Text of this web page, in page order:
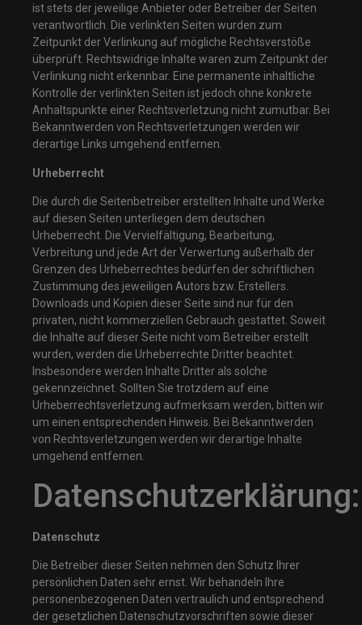
ist stets der jeweilige Anbieter oder Betreiber der Seiten
verantwortlich. Die verlinkten Seiten wurden zum
Zeitpunkt der Verlinkung auf mögliche Rechtsverstöße
überprüft. Rechtswidrige Inhalte waren zum Zeitpunkt der
Verlinkung nicht erkennbar. Eine permanente inhaltliche
Kontrolle der verlinkten Seiten ist jedoch ohne konkrete
Anhaltspunkte einer Rechtsverletzung nicht zumutbar. Bei
Bekanntwerden von Rechtsverletzungen werden wir
derartige Links umgehend entfernen.
Urheberrecht
Die durch die Seitenbetreiber erstellten Inhalte und Werke
auf diesen Seiten unterliegen dem deutschen
Urheberrecht. Die Vervielfältigung, Bearbeitung,
Verbreitung und jede Art der Verwertung außerhalb der
Grenzen des Urheberrechtes bedürfen der schriftlichen
Zustimmung des jeweiligen Autors bzw. Erstellers.
Downloads und Kopien dieser Seite sind nur für den
privaten, nicht kommerziellen Gebrauch gestattet. Soweit
die Inhalte auf dieser Seite nicht vom Betreiber erstellt
wurden, werden die Urheberrechte Dritter beachtet.
Insbesondere werden Inhalte Dritter als solche
gekennzeichnet. Sollten Sie trotzdem auf eine
Urheberrechtsverletzung aufmerksam werden, bitten wir
um einen entsprechenden Hinweis. Bei Bekanntwerden
von Rechtsverletzungen werden wir derartige Inhalte
umgehend entfernen.
Datenschutzerklärung:
Datenschutz
Die Betreiber dieser Seiten nehmen den Schutz Ihrer
persönlichen Daten sehr ernst. Wir behandeln Ihre
personenbezogenen Daten vertraulich und entsprechend
der gesetzlichen Datenschutzvorschriften sowie dieser